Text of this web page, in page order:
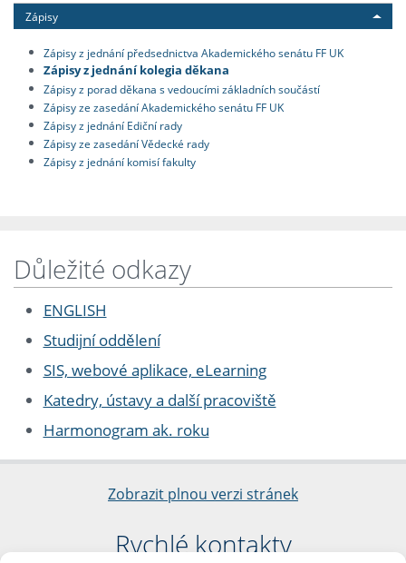
Zápisy
Zápisy z jednání předsednictva Akademického senátu FF UK
Zápisy z jednání kolegia děkana
Zápisy z porad děkana s vedoucími základních součástí
Zápisy ze zasedání Akademického senátu FF UK
Zápisy z jednání Ediční rady
Zápisy ze zasedání Vědecké rady
Zápisy z jednání komisí fakulty
Důležité odkazy
ENGLISH
Studijní oddělení
SIS, webové aplikace, eLearning
Katedry, ústavy a další pracoviště
Harmonogram ak. roku
Zobrazit plnou verzi stránek
Rychlé kontakty